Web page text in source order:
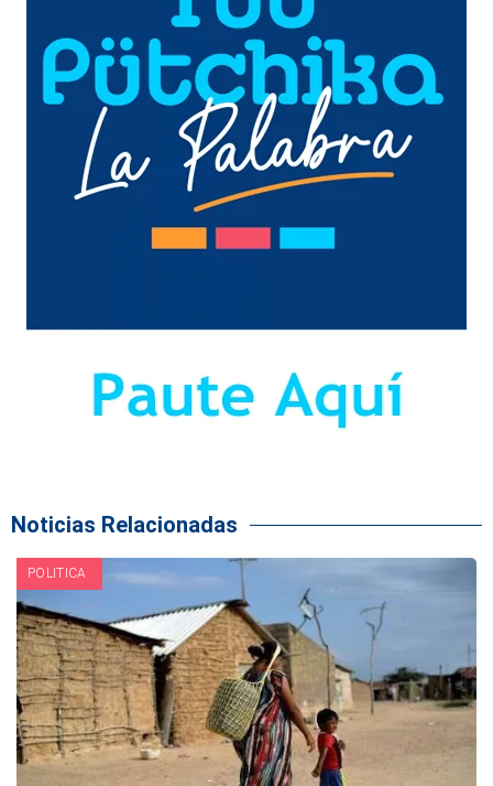
Noticias Relacionadas
POLITICA